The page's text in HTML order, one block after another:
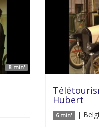
8 min'
Hubert
6 min' |